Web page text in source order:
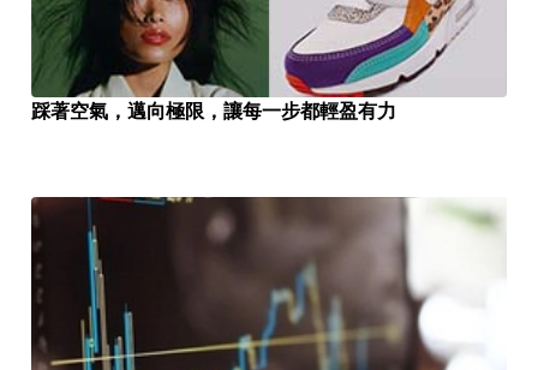
踩著空氣，邁向極限，讓每一步都輕盈有力